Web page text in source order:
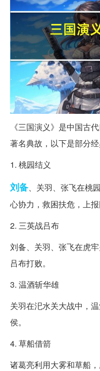
《三国演义》是中国古
著名典故，以下是部分经
1. 桃园结义
刘备、关羽、张飞在桃
心协力，救困扶危，上报
2. 三英战吕布
刘备、关羽、张飞在虎
吕布打败。
3. 温酒斩华雄
关羽在汜水关大战中，
侯。
4. 草船借箭
诸葛亮利用大雾和草船